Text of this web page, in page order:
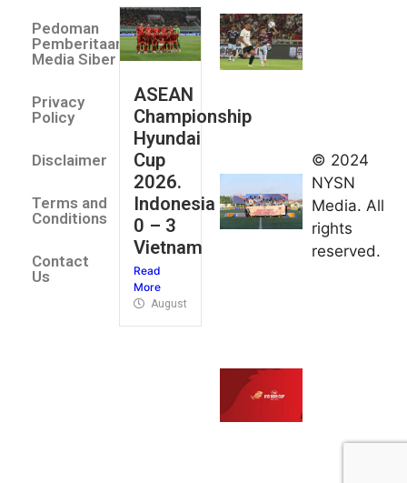
Pedoman
Pemberitaan
Media Siber
Privacy
Policy
Disclaimer
Terms and
Conditions
Contact
Us
ASEAN
Championship
Hyundai
Cup
2026.
Indonesia
0 – 3
Vietnam
Read
More
August 4, 2026
umum
Kejurnas
Panahan
Junior di
Kudus
grup
© 2024
NYSN
Media. All
rights
reserved.